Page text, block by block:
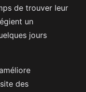
de trouver leur
un
jours
des